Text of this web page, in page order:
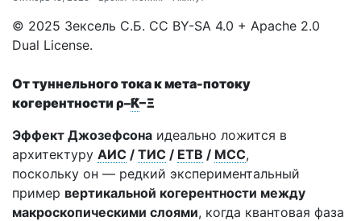
© 2025 Зексель С.Б. CC BY-SA 4.0 + Apache 2.0
Dual License.
От туннельного тока к мета-потоку
когерентности ρ–K̃–Ξ
Эффект Джозефсона идеально ложится в
архитектуру АИС / ТИС / ЕТВ / МСС,
поскольку он — редкий экспериментальный
пример вертикальной когерентности между
макроскопическими слоями, когда квантовая фаза